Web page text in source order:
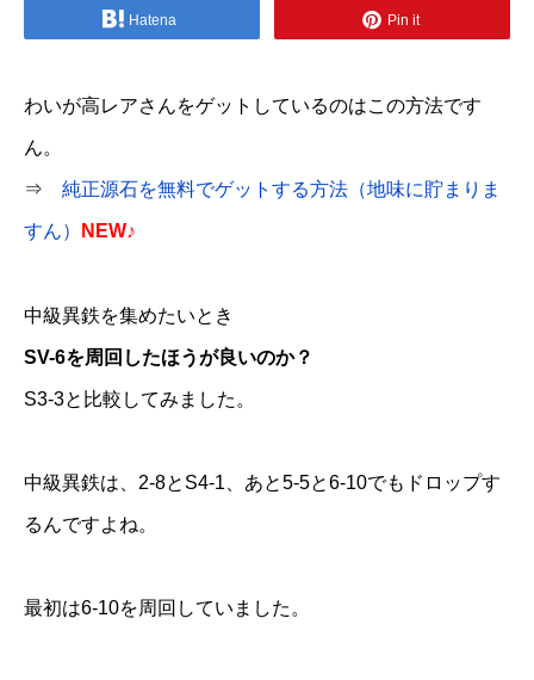
Hatena Pin it
わいが高レアさんをゲットしているのはこの方法です
ん。
⇒ 純正源石を無料でゲットする方法（地味に貯まりま
すん） NEW♪
中級異鉄を集めたいとき
SV-6を周回したほうが良いのか？
S3-3と比較してみました。
中級異鉄は、2-8とS4-1、あと5-5と6-10でもドロップす
るんですよね。
最初は6-10を周回していました。